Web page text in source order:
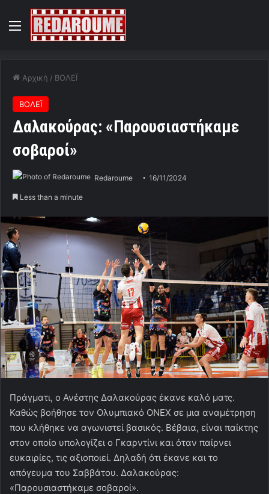
Menu
Αρχική / ΒΟΛΕΪ
ΒΟΛΕΪ
Δαλακούρας: «Παρουσιαστήκαμε
σοβαροί»
Redaroume 16/11/2024
Less than a minute
Πράγματι, ο Ανέστης Δαλακούρας έκανε καλό ματς.
Καθώς βοήθησε τον Ολυμπιακό ONEX σε μια αναμέτρηση
που κλήθηκε να αγωνιστεί βασικός. Βέβαια, είναι παίκτης
στον οποίο υπολογίζει ο Γκαρντίνι και όταν παίρνει
ευκαιρίες, τις αξιοποιεί. Δηλαδή ότι έκανε και το
απόγευμα του Σαββάτου. Δαλακούρας:
«Παρουσιαστήκαμε σοβαροί».